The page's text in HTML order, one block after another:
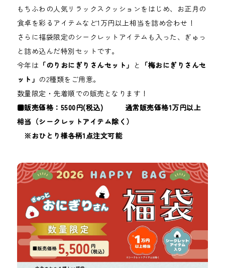
もちふわの人気リラックスクッションをはじめ、お正月の
食卓を彩るアイテムなど1万円以上相当を詰め合わせ！
さらに福袋限定のシークレットアイテムも入った、ぎゅっ
と詰め込んだ特別セットです。
今年は 「のりおにぎりさんセット」 と 「梅おにぎりさんセ
ット」 の2種類をご用意。
数量限定・先着順での販売となります！
■販売価格：5500円(税込) 通常販売価格1万円以上
相当（シークレットアイテム除く）
※おひとり様各柄1点注文可能